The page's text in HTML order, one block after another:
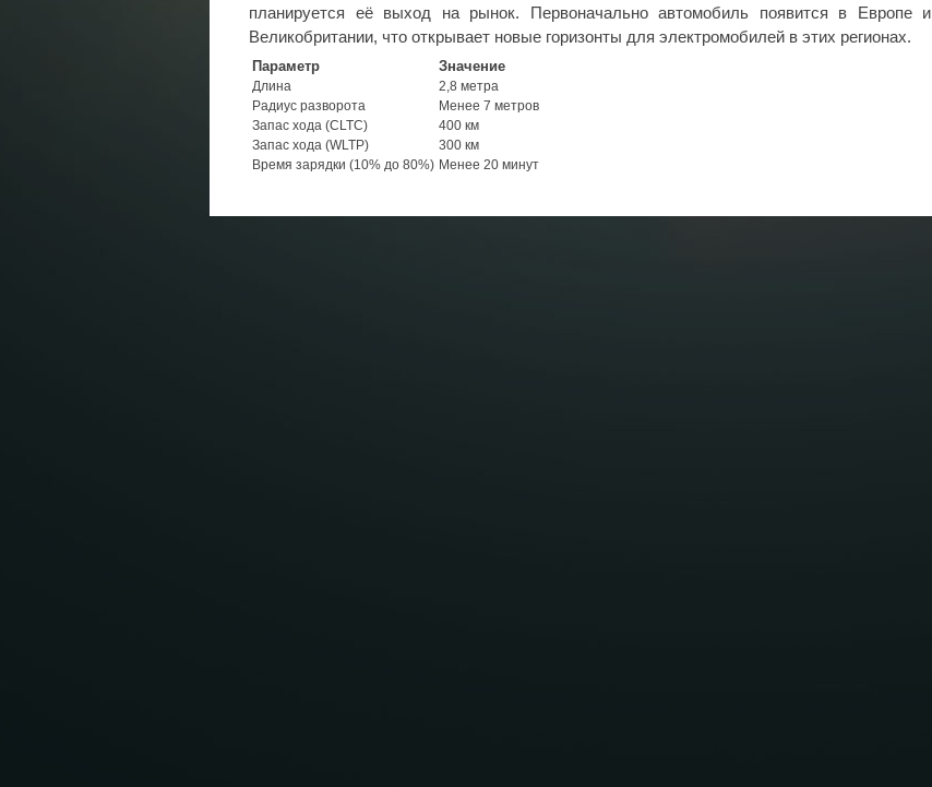
планируется её выход на рынок. Первоначально автомобиль появится в Европе и
Великобритании, что открывает новые горизонты для электромобилей в этих регионах.
Параметр Значение
Длина
2,8 метра
Радиус разворота
Менее 7 метров
Запас хода (CLTC)
400 км
Запас хода (WLTP)
300 км
Время зарядки (10% до 80%) Менее 20 минут